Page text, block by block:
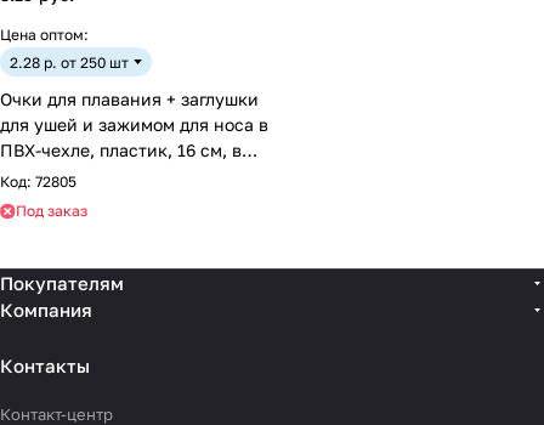
Цена оптом:
2.28 р. от 250 шт
Очки для плавания + заглушки
для ушей и зажимом для носа в
ПВХ-чехле, пластик, 16 см, в
асс-те
Код: 72805
Под заказ
Покупателям
Компания
Контакты
Контакт-центр